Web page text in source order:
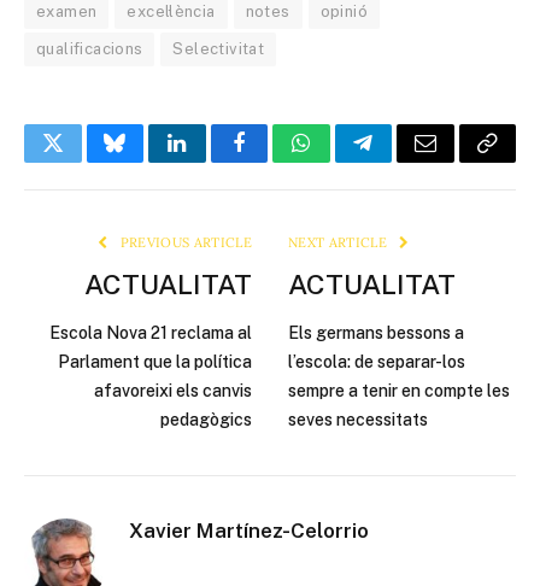
examen excel·lència notes opinió
qualificacions Selectivitat
TwitterBlueskyLinkedInFacebookWhatsAppTelegramEmail Copy
PREVIOUS ARTICLE
ACTUALITAT
Escola Nova 21 reclama al
Parlament que la política
afavoreixi els canvis
pedagògics
NEXT ARTICLE
ACTUALITAT
Els germans bessons a
l’escola: de separar-los
sempre a tenir en compte les
seves necessitats
Xavier Martínez-Celorrio